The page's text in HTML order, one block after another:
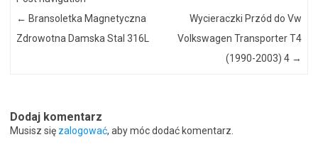
← Bransoletka Magnetyczna
Zdrowotna Damska Stal 316L
Wycieraczki Przód do Vw
Volkswagen Transporter T4
(1990-2003) 4 →
Dodaj komentarz
Musisz się zalogować, aby móc dodać komentarz.